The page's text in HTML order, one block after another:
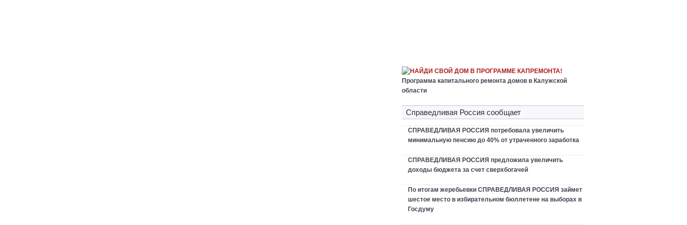
НАЙДИ СВОЙ ДОМ В ПРОГРАММЕ КАПРЕМОНТА!
Программа капитального ремонта домов в Калужской
области
Справедливая Россия сообщает
СПРАВЕДЛИВАЯ РОССИЯ потребовала увеличить
минимальную пенсию до 40% от утраченного заработка
СПРАВЕДЛИВАЯ РОССИЯ предложила увеличить
доходы бюджета за счет сверхбогачей
По итогам жеребьевки СПРАВЕДЛИВАЯ РОССИЯ займет
шестое место в избирательном бюллетене на выборах в
Госдуму